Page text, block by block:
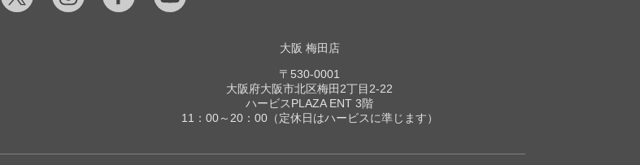
大阪 梅田店
〒530-0001
大阪府大阪市北区梅田2丁目2-22
ハービスPLAZA ENT 3階
11：00～20：00（定休日はハービスに準じます）